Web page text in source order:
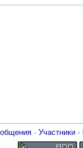
· Участники ·